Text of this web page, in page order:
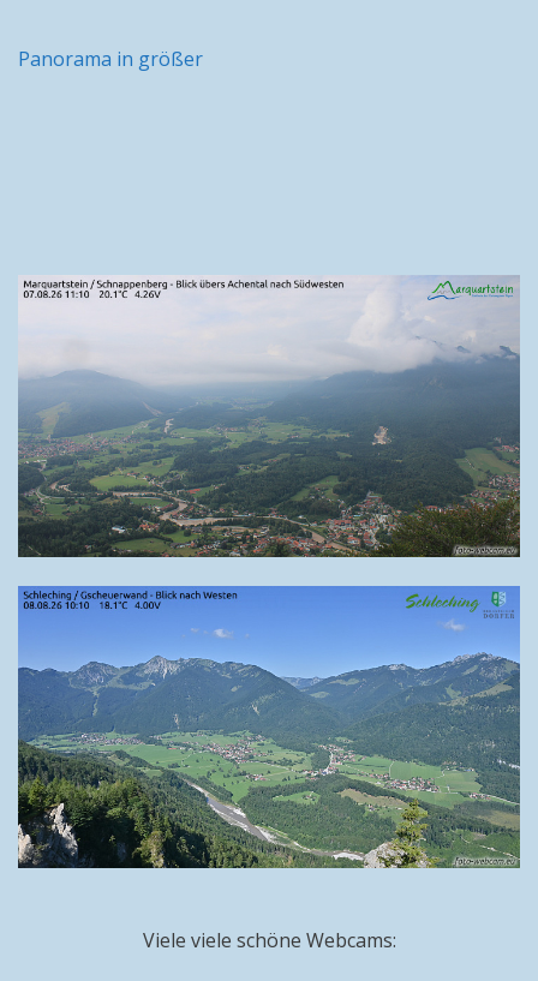
Panorama in größer
Viele viele schöne Webcams: